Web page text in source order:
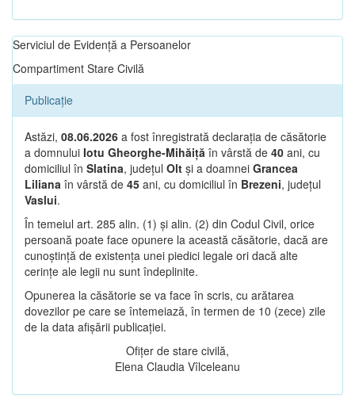
Serviciul de Evidență a Persoanelor
Compartiment Stare Civilă
Publicație
Astăzi, 08.06.2026 a fost înregistrată declarația de căsătorie
a domnului Iotu Gheorghe-Mihăiță în vârstă de 40 ani, cu
domiciliul în Slatina, județul Olt și a doamnei Grancea
Liliana în vârstă de 45 ani, cu domiciliul în Brezeni, județul
Vaslui.
În temeiul art. 285 alin. (1) și alin. (2) din Codul Civil, orice
persoană poate face opunere la această căsătorie, dacă are
cunoștință de existența unei piedici legale ori dacă alte
cerințe ale legii nu sunt îndeplinite.
Opunerea la căsătorie se va face în scris, cu arătarea
dovezilor pe care se întemeiază, în termen de 10 (zece) zile
de la data afișării publicației.
Ofițer de stare civilă,
Elena Claudia Vîlceleanu